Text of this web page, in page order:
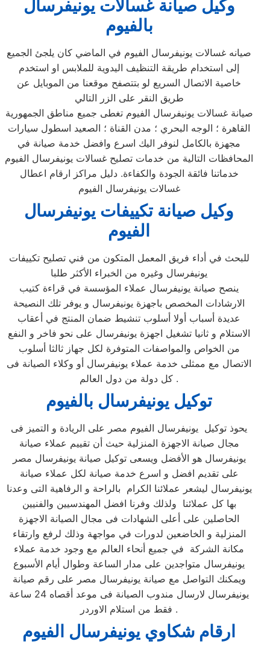
وكيل صيانةغسالات يونيفرسال
بالفيوم
صيانه غسالات يونيفرسال الفيوم في الماضي كان يلجئ الجميع
إلى استخدام طريقة التنظيف اليدوية للملابس او استخدم
خاصية الاتصال السريع لو بتتصفح موقعنا من الموبايل عن
طريق النقر على الزر التالي
صيانة غسالات يونيفرسال الفيوم تغطى جميع مناطق الجمهورية
القاهرة ؛ الوجه البحري ؛ مدن القناة ؛ الصعيد اسطول سيارات
مجهزة بالكامل لنوفر اليك اسرع وافضل خدمة صيانة في
المحافظات التالية من خدمات تصليح غسالات يونيفرسال الفيوم
خدماتنا فائقة الجودة والكفاءة. دليل مراكز ارقام اعطال
غسالات يونيفرسال الفيوم
وكيل صيانة تكييفات يونيفرسال
الفيوم
للبحث في أداء فريق المعمل المتكون من فني تصليح تكييفات
يونيفرسال وغيره من الخبراء الأكثر طلبا
ينصح صيانة يونيفرسال عملاء المؤسسة في قراءة كتيب
الارشادات المخصص باجهزة يونيفرسال و يوفر تلك النصيحة
عديدة أسباب أولا أسلوب تنشيط ضمان المنتج في أعقاب
الاستلام و ثانيا تشغيل اجهزة يونيفرسال على نحو فاخر و النفع
من الخواص والمواصفات المتوفرة لكل جهاز ثالثا أسلوب
الاتصال مع ممثلى خدمة عملاء يونيفرسال أو وكلاء الصيانة فى
كل دولة من دول العالم .
توكيل يونيفرسال بالفيوم
يحوذ توكيل يونيفرسال الفيوم مصر على الريادة و التميز فى
مجال صيانة الاجهزة المنزلية حيث أن تقييم عملاء صيانة
يونيفرسال هو الأفضل ويسعى توكيل صيانة يونيفرسال مصر
على تقديم افضل و اسرع خدمة صيانة لكل عملاء صيانة
يونيفرسال ليشعر عملائنا الكرام بالراحة و الرفاهية التى وعدنا
بها كل عملائنا ولذلك وفرنا افضل المهندسيين والفنيين
الحاصلين على أعلى الشهادات فى مجال الصيانة الاجهزة
المنزلية و الخاضعين لدورات في مواجهة وذلك لرفع وارتقاء
مكانة الشركة في جميع أنحاء العالم مع وجود خدمة عملاء
يونيفرسال متواجدين على مدار الساعة وطوال أيام الأسبوع
ويمكنك التواصل مع صيانة يونيفرسال مصر على رقم صيانة
يونيفرسال لارسال مندوب الصيانة فى موعد أقصاه 24 ساعة
فقط من استلام الاوردر .
ارقام شكاوي يونيفرسال الفيوم